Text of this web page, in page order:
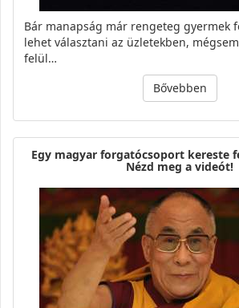
Bár manapság már rengeteg gyermek
lehet választani az üzletekben,
felül…
Bővebben
Egy magyar forgatócsoport kereste
Nézd meg a videót!